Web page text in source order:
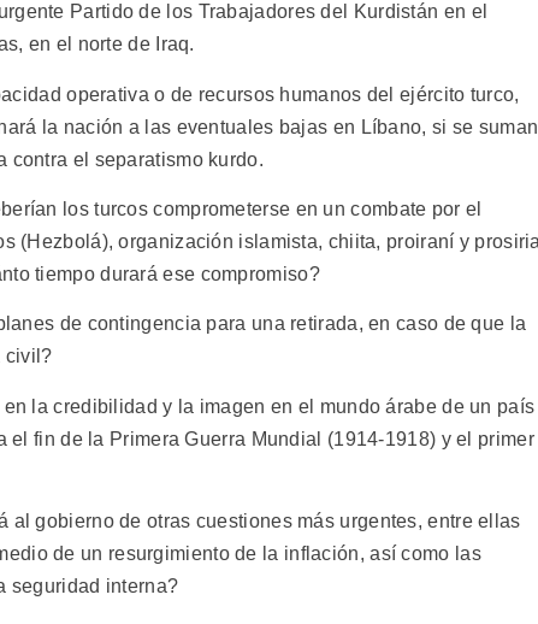
Partido de los Trabajadores del Kurdistán en el
en el norte de Iraq.
operativa o de recursos humanos del ejército turco,
la nación a las eventuales bajas en Líbano, si se suman
contra el separatismo kurdo.
los turcos comprometerse en un combate por el
(Hezbolá), organización islamista, chiita, proiraní y
tiempo durará ese compromiso?
de contingencia para una retirada, en caso de que la
civil?
la credibilidad y la imagen en el mundo árabe de un país
fin de la Primera Guerra Mundial (1914-1918) y el primer
al gobierno de otras cuestiones más urgentes, entre ellas
de un resurgimiento de la inflación, así como las
seguridad interna?